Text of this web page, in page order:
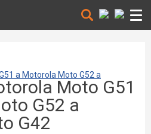
a Motorola Moto G52 a
Moto G51
G52 a
G42